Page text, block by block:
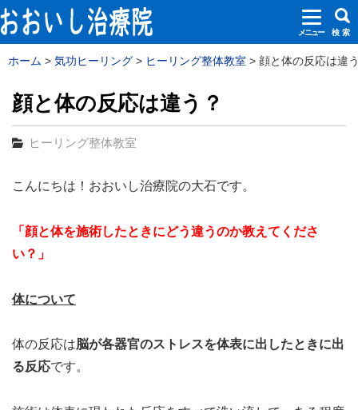
メニュー 検 索
ホーム 気功ヒーリング ヒーリング整体教室 顔と体の反応は違
顔と体の反応は違う？
ヒーリング整体教室
こんにちは！おおいし治療院の大石です。
「顔と体を施術したときにどう違うのか教えてくださ
い？」
体について
体の反応は脳が各器官のストレスを体表に出したときに出
る反応です。